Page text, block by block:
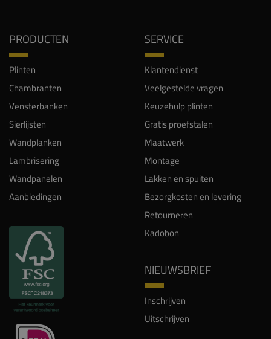
PRODUCTEN
Plinten
Chambranten
Vensterbanken
Sierlijsten
Wandplanken
Lambrisering
Wandpanelen
Aanbiedingen
SERVICE
Klantendienst
Veelgestelde vragen
Keuzehulp plinten
Gratis proefstalen
Maatwerk
Montage
Lakken en spuiten
Bezorgkosten en levering
Retourneren
Kadobon
NIEUWSBRIEF
Inschrijven
Uitschrijven